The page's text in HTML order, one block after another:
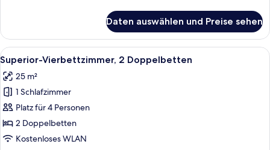
Dreibettzimmer,
3 Einzelbetten
Daten auswählen und Preise sehen
Alle
Fotos
für
Superior-
Vierbettzimmer,
2 Doppelbetten
anzeigen
Ein Hotelzimmer mit zwei Betten,
4
Superior-Vierbettzimmer, 2 Doppelbetten
25 m²
1 Schlafzimmer
Platz für 4 Personen
2 Doppelbetten
Kostenloses WLAN